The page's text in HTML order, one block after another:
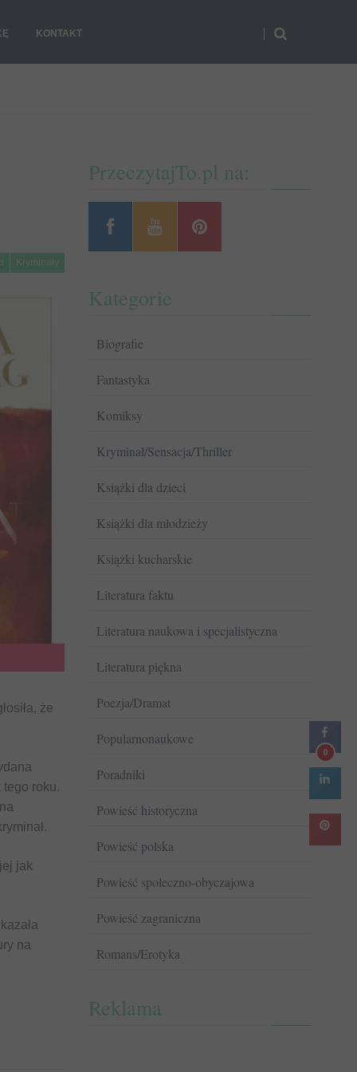
KONTAKT
Kryminały
że
roku.
jak
na
PrzeczytajTo.pl na:
Kategorie
Biografie
Fantastyka
Komiksy
Kryminał/Sensacja/Thriller
Książki dla dzieci
Książki dla młodzieży
Książki kucharskie
Literatura faktu
Literatura naukowa i specjalistyczna
Literatura piękna
Poezja/Dramat
Popularnonaukowe
Poradniki
Powieść historyczna
Powieść polska
Powieść społeczno-obyczajowa
Powieść zagraniczna
Romans/Erotyka
Reklama
0